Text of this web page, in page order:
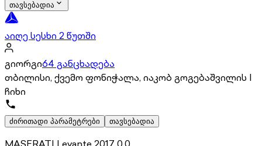
თავსებადია
აიღე სესხი 2 წუთში
გიორგი64 განცხადება
თბილისი, ქვემო ფონიჭალა, იაკობ გოგებაშვილის I
ჩიხი
ძირითადი პარამეტრები თავსებადია